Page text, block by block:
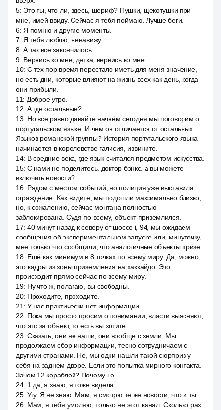
5: Это ты, что ли, здесь, шериф? Пушки, щекотушки при
мне, имей ввиду. Сейчас я тебя поймаю. Лучше беги.
6: Я помню и другие моменты.
7: Я тебя люблю, ненавижу.
8:А так все закончилось.
9: Вернись ко мне, детка, вернись ко мне.
10: С тех пор время перестало иметь для меня значение,
но есть дни, которые влияют на жизнь всех как день, когда
они прибыли.
11: Доброе утро.
12: А где остальные?
13: Но все равно давайте начнём сегодня мы поговорим о
португальском языке. И чем он отличается от остальных
Языков романской группы? История португальского языка
начинается в королевстве галисия, извините.
14: В средние века, где язык считался предметом искусства.
15: С нами не поделитесь, доктор бэнкс, а вы можете
включить новости?
16: Рядом с местом событий, но полиция уже выставила
ограждение. Как видите, мы подошли максимально близко,
но, к сожалению, сейчас монтана полностью
заблокирована. Судя по всему, объект приземлился.
17: 40 минут назад к северу от шоссе i, 94, мы ожидаем
сообщения об экспериментальном запуске или, минуточку,
мне только что сообщили, что аналогичные объекты призе.
18: Ещё как минимум в 8 точках по всему миру. Да, можно,
это кадры из зоны приземления на хаккайдо. Это
происходит прямо сейчас по всему миру.
19: Ну что ж, полагаю, вы свободны.
20: Проходите, проходите.
21: У нас практически нет информации.
22: Пока мы просто просим о понимании, власти выясняют,
что это за объект, то есть вы хотите
23: Сказать, они не наши, они вообще с земли. Мы
продолжаем сбор информации, тесно сотрудничаем с
другими странами. Не, мы одни нашли такой сюрприз у
себя на заднем дворе. Если это попытка мирного контакта.
Зачем 12 кораблей? Почему не
24: 1 да, я знаю, я тоже видела.
25: Угу. Я не знаю. Мам, я смотрю те же новости, что и ты.
26: Мам, я тебя умоляю, только не этот канал. Сколько раз